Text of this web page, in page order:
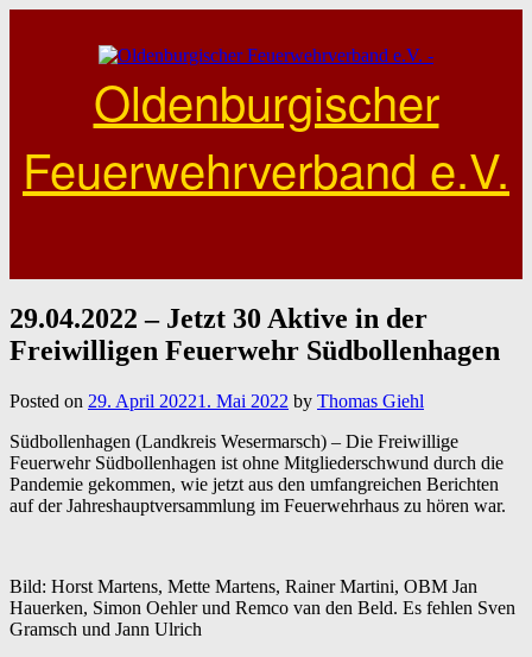
Oldenburgischer
Feuerwehrverband e.V.
29.04.2022 – Jetzt 30 Aktive in der
Freiwilligen Feuerwehr Südbollenhagen
Posted on 29. April 20221. Mai 2022 by Thomas Giehl
Südbollenhagen (Landkreis Wesermarsch) – Die Freiwillige
Feuerwehr Südbollenhagen ist ohne Mitgliederschwund durch die
Pandemie gekommen, wie jetzt aus den umfangreichen Berichten
auf der Jahreshauptversammlung im Feuerwehrhaus zu hören war.
Bild: Horst Martens, Mette Martens, Rainer Martini, OBM Jan
Hauerken, Simon Oehler und Remco van den Beld. Es fehlen Sven
Gramsch und Jann Ulrich